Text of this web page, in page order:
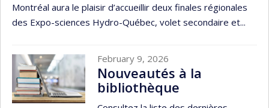
Montréal aura le plaisir d’accueillir deux finales régionales
des Expo-sciences Hydro-Québec, volet secondaire et...
February 9, 2026
Nouveautés à la
bibliothèque